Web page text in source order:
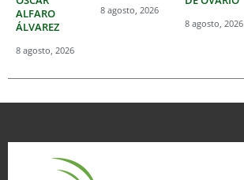
ALFARO
ÁLVAREZ
8 agosto, 2026
8 agosto, 2026
8 agosto, 2026